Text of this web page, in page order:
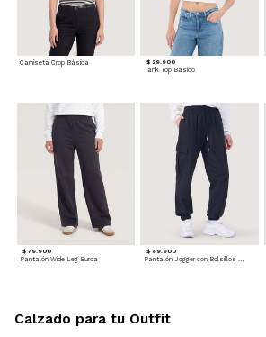
Camiseta Crop Básica $ 29.900
Tank Top Basico
$ 79.900
Pantalón Wide Leg Burda
$ 89.900
Calzado para tu Outfit